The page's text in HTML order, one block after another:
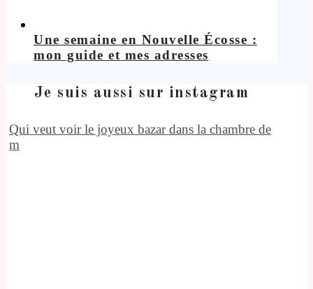
Une semaine en Nouvelle Écosse :
mon guide et mes adresses
Je suis aussi sur instagram
Qui veut voir le joyeux bazar dans la chambre de
m